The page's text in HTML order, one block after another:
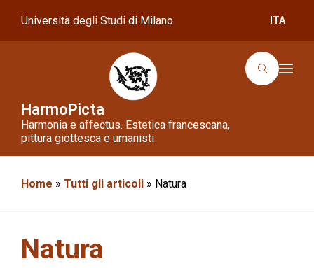
Università degli Studi di Milano ITA
HarmoPicta
Harmonia e affectus. Estetica francescana,
pittura giottesca e umanisti
T
v
Home » Tutti gli articoli » Natura
Natura